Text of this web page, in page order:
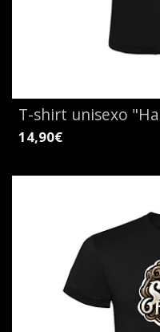
T-shirt unisexo
14,90€